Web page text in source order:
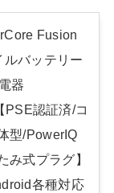
Fusion
バッテリー
器
PSE認証済/コ
型/PowerIQ
み式プラグ】
各種対応